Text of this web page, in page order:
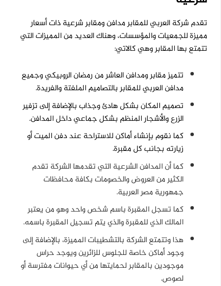
تقدم شركة العربي للمقابر مدافن ومقابر شرعية ذات أسعار
مميزة للجمعيات والمؤسسات،وهناك العديد من المميزات التي
تتمتع بها المقابر وهي كالاتي:
تتميز مقابر ومدافن العاشر من رمضان الروبيكي وجميع
مدافن العربي للمقابر بالتصاميم الملفتة والفريدة.
تصميم المكان بشكل هادئ وجذاب بالإضافة إلى تزفير
الزرع والأشجار المنظم بشكل جماعي داخل المدافن.
كما نقوم بإنشاء أماكن للاستراحة عند دفن الميت أو
زيارته بجانب كل مقبرة.
كما أن المدافن الشرعية التي تقدمها الشركة تقدم
الكثير من العروض والخصومات بكافة محافظات
جمهورية مصر العربية.
كما تسجل المقبرة باسم شخص واحد وهو من يعتبر
المالك الذي للمقبرة والذي يتم تسجيل المقبرة باسمه.
هذا وتتمتع الشركة بالتشطيبات المميزة، بالإضافة إلى
وجود أماكن خاصة للجلوس للزائرين ويوجد حراس
موجودين بالمقابر لحمايتها من أي حيوانات مفترسة أو
لصوص.